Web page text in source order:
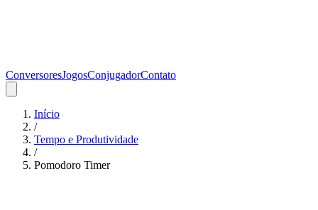
ConversoresJogosConjugadorContato
Início
/
Tempo e Produtividade
/
Pomodoro Timer